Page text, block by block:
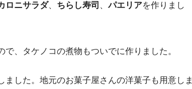
ロニサラダ、 ちらし寿司 、パエリアを作りまし
、タケノコの煮物もついでに作りました。
した。地元のお菓子屋さんの洋菓子も用意しま